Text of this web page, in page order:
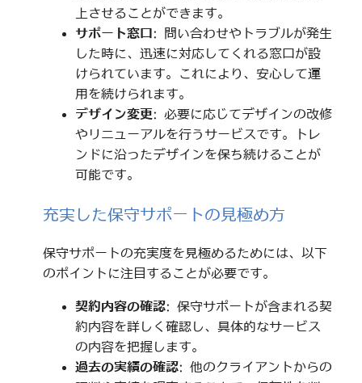
上させることができます。
サポート窓口 : 問い合わせやトラブルが発生
した時に、迅速に対応してくれる窓口が設
けられています。これにより、安心して運
用を続けられます。
デザイン変更: 必要に応じてデザインの改修
やリニューアルを行うサービスです。トレ
ンドに沿ったデザインを保ち続けることが
可能です。
充実した保守サポートの見極め方
保守サポートの充実度を見極めるためには、以下
のポイントに注目することが必要です。
契約内容の確認: 保守サポートが含まれる契
約内容を詳しく確認し、具体的なサービス
の内容を把握します。
過去の実績の確認: 他のクライアントからの